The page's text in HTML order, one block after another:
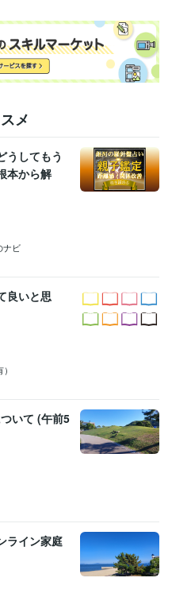
メ
うしてもう
本から解
ナビ
良いと思
いて (午前5
イン家庭